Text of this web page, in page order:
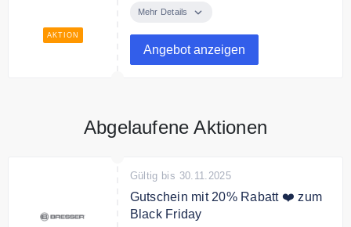
AKTION
Bestellungen.
Mehr Details
Angebot anzeigen
Abgelaufene Aktionen
Gültig bis 30.11.2025
Gutschein mit 20% Rabatt ❤️ zum
Black Friday